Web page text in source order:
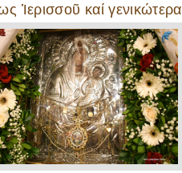
Ἱερισσοῦ καί γενικώτερα